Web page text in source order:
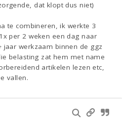
dat klopt dus niet)
te combineren, ik werkte 3
per 2 weken een dag naar
jaar werkzaam binnen de ggz
belasting zat hem met name
artikelen lezen etc,
vallen.